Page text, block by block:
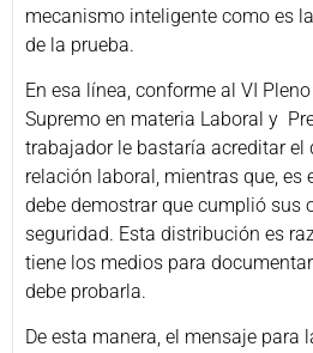
mecanismo inteligente como es
de la prueba.
En esa línea, conforme al VI
Supremo en materia Laboral y
trabajador le bastaría acreditar el
relación laboral, mientras que, es
debe demostrar que cumplió sus
seguridad. Esta distribución es
tiene los medios para
debe probarla.
De esta manera, el mensaje para